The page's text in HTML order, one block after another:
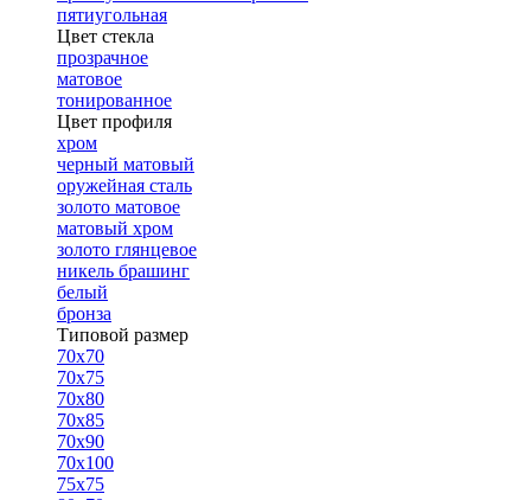
пятиугольная
Цвет стекла
прозрачное
матовое
тонированное
Цвет профиля
хром
черный матовый
оружейная сталь
золото матовое
матовый хром
золото глянцевое
никель брашинг
белый
бронза
Типовой размер
70х70
70х75
70х80
70х85
70х90
70х100
75х75